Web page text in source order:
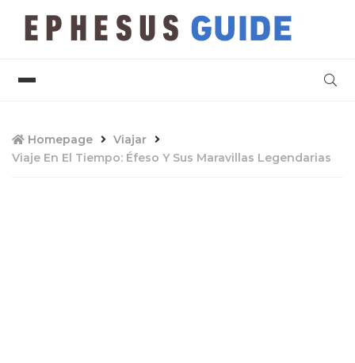
Homepage
Viajar
Viaje En El Tiempo: Éfeso Y Sus Maravillas Legendarias